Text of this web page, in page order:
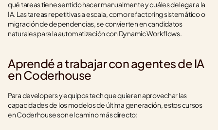
qué tareas tiene sentido hacer manualmente y cuáles delegar a la
IA. Las tareas repetitivas a escala, como refactoring sistemático o
migración de dependencias, se convierten en candidatos
naturales para la automatización con Dynamic Workflows.
Aprendé a trabajar con agentes de IA
en Coderhouse
Para developers y equipos tech que quieren aprovechar las
capacidades de los modelos de última generación, estos cursos
en Coderhouse son el camino más directo: